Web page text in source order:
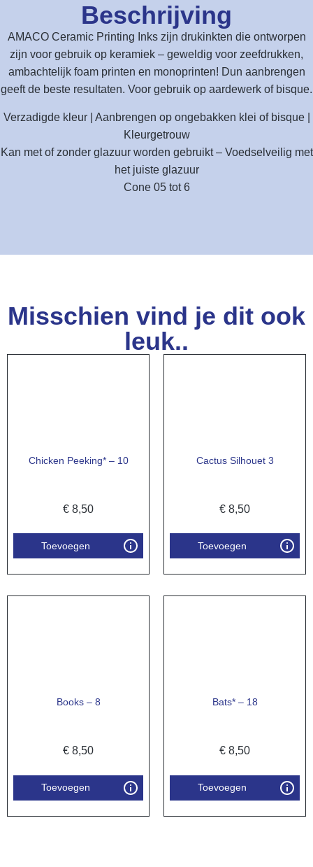
Beschrijving
AMACO Ceramic Printing Inks zijn drukinkten die ontworpen
zijn voor gebruik op keramiek – geweldig voor zeefdrukken,
ambachtelijk foam printen en monoprinten! Dun aanbrengen
geeft de beste resultaten. Voor gebruik op aardewerk of bisque.
Verzadigde kleur | Aanbrengen op ongebakken klei of bisque |
Kleurgetrouw
Kan met of zonder glazuur worden gebruikt – Voedselveilig met
het juiste glazuur
Cone 05 tot 6
Misschien vind je dit ook
leuk..
Chicken Peeking* – 10
€ 8,50
Toevoegen
Cactus Silhouet 3
€ 8,50
Toevoegen
Books – 8
€ 8,50
Toevoegen
Bats* – 18
€ 8,50
Toevoegen